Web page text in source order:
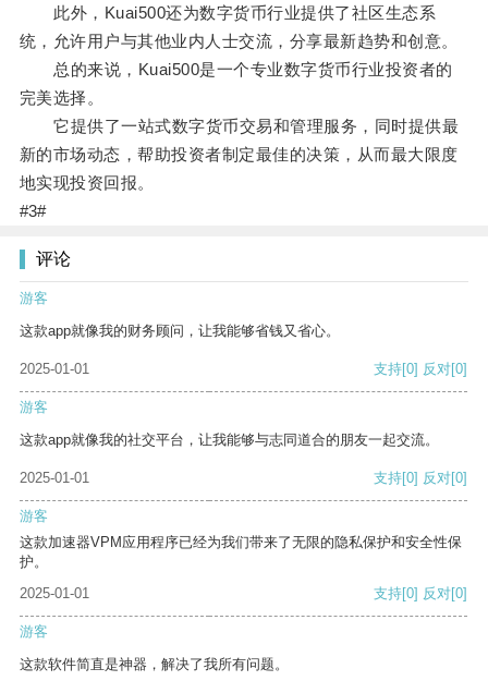
此外，Kuai500还为数字货币行业提供了社区生态系
统，允许用户与其他业内人士交流，分享最新趋势和创意。
总的来说，Kuai500是一个专业数字货币行业投资者的
完美选择。
它提供了一站式数字货币交易和管理服务，同时提供最
新的市场动态，帮助投资者制定最佳的决策，从而最大限度
地实现投资回报。
#3#
评论
游客
这款app就像我的财务顾问，让我能够省钱又省心。
2025-01-01 支持[0] 反对[0]
游客
这款app就像我的社交平台，让我能够与志同道合的朋友一起交流。
2025-01-01 支持[0] 反对[0]
游客
这款加速器VPM应用程序已经为我们带来了无限的隐私保护和安全性保
护。
2025-01-01
支持[0] 反对[0]
游客
这款软件简直是神器，解决了我所有问题。